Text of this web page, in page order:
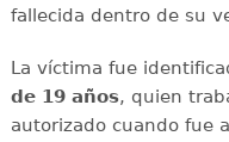
fallecida dentro de su
La víctima fue
de 19 años, quien
autorizado cuando fue